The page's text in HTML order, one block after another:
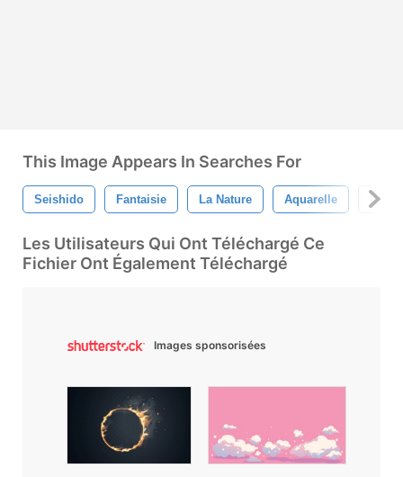
This Image Appears In Searches For
Seishido Fantaisie La Nature Aquarelle
Les Utilisateurs Qui Ont Téléchargé Ce
Fichier Ont Également Téléchargé
Images sponsorisées